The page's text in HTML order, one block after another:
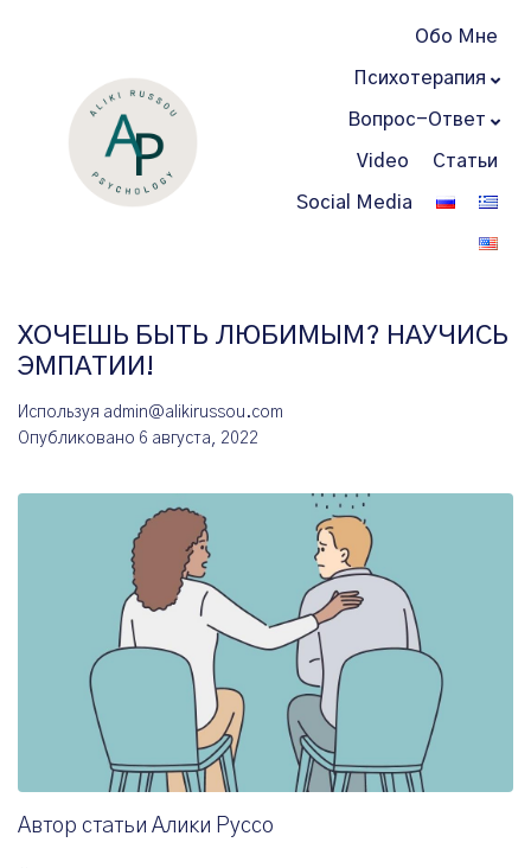
Обо Мне
Психотерапия
Вопрос-Ответ
Video Статьи
Social Media
ХОЧЕШЬ БЫТЬ ЛЮБИМЫМ? НАУЧИСЬ
ЭМПАТИИ!
Используя admin@alikirussou.com
Опубликовано 6 августа, 2022
Автор статьи Алики Руссо